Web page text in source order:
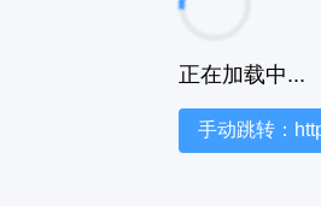
正在加载中...
手动跳转：